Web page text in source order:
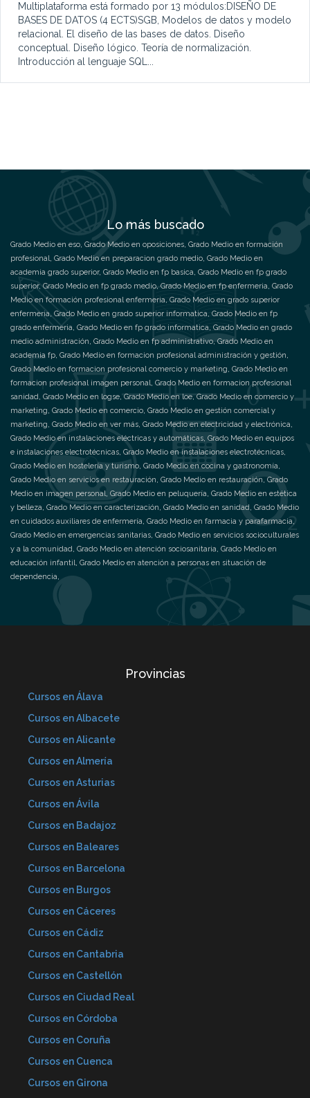
Multiplataforma está formado por 13 módulos:DISEÑO DE
BASES DE DATOS (4 ECTS)SGB, Modelos de datos y modelo
relacional. El diseño de las bases de datos. Diseño
conceptual. Diseño lógico. Teoría de normalización.
Introducción al lenguaje SQL...
Lo más buscado
Grado Medio en eso, Grado Medio en oposiciones, Grado Medio en formación
profesional, Grado Medio en preparacion grado medio, Grado Medio en
academia grado superior, Grado Medio en fp basica, Grado Medio en fp grado
superior,Grado Medio en fp grado medio,Grado Medio en fp enfermeria, Grado
Medio en formación profesional enfermeria, Grado Medio en grado superior
enfermeria, Grado Medio en grado superior informatica, Grado Medio en fp
grado enfermeria, Grado Medio en fp grado informatica, Grado Medio en grado
medio administración, Grado Medio en fp administrativo,Grado Medio en
academia fp, Grado Medio en formacion profesional administración y gestión,
Grado Medio en formacion profesional comercio y marketing, Grado Medio en
formacion profesional imagen personal, Grado Medio en formacion profesional
sanidad, Grado Medio en logse,Grado Medio en loe,Grado Medio en comercio y
marketing, Grado Medio en comercio, Grado Medio en gestión comercial y
marketing, Grado Medio en ver más, Grado Medio en electricidad y electrónica,
Grado Medio en instalaciones eléctricas y automáticas, Grado Medio en equipos
e instalaciones electrotécnicas, Grado Medio en instalaciones electrotécnicas,
Grado Medio en hostelería y turismo, Grado Medio en cocina y gastronomía,
Grado Medio en servicios en restauración, Grado Medio en restauración,Grado
Medio en imagen personal, Grado Medio en peluquería, Grado Medio en estética
y belleza, Grado Medio en caracterización, Grado Medio en sanidad, Grado Medio
en cuidados auxiliares de enfermería, Grado Medio en farmacia y parafarmacia,
Grado Medio en emergencias sanitarias, Grado Medio en servicios socioculturales
y a la comunidad, Grado Medio en atención sociosanitaria, Grado Medio en
educación infantil, Grado Medio en atención a personas en situación de
dependencia,
Provincias
Cursos en Álava
Cursos en Albacete
Cursos en Alicante
Cursos en Almería
Cursos en Asturias
Cursos en Ávila
Cursos en Badajoz
Cursos en Baleares
Cursos en Barcelona
Cursos en Burgos
Cursos en Cáceres
Cursos en Cádiz
Cursos en Cantabria
Cursos en Castellón
Cursos en Ciudad Real
Cursos en Córdoba
Cursos en Coruña
Cursos en Cuenca
Cursos en Girona